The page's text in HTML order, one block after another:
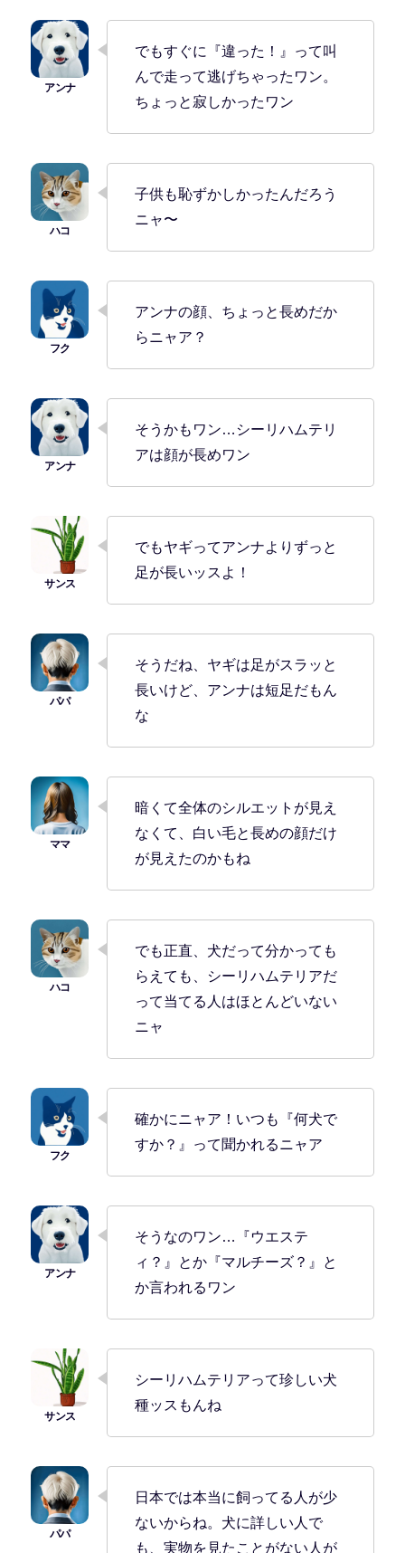
でもすぐに『違った！』って叫
んで走って逃げちゃったワン。
ちょっと寂しかったワン
子供も恥ずかしかったんだろう
ニャ〜
アンナの顔、ちょっと長めだか
らニャア？
そうかもワン…シーリハムテリ
アは顔が長めワン
でもヤギってアンナよりずっと
足が長いッスよ！
そうだね、ヤギは足がスラッと
長いけど、アンナは短足だもん
な
暗くて全体のシルエットが見え
なくて、白い毛と長めの顔だけ
が見えたのかもね
でも正直、犬だって分かっても
らえても、シーリハムテリアだ
って当てる人はほとんどいない
ニャ
確かにニャア！いつも『何犬で
すか？』って聞かれるニャア
そうなのワン…『ウエステ
ィ？』とか『マルチーズ？』と
か言われるワン
シーリハムテリアって珍しい犬
種ッスもんね
日本では本当に飼ってる人が少
ないからね。犬に詳しい人で
も、実物を見たことがない人が